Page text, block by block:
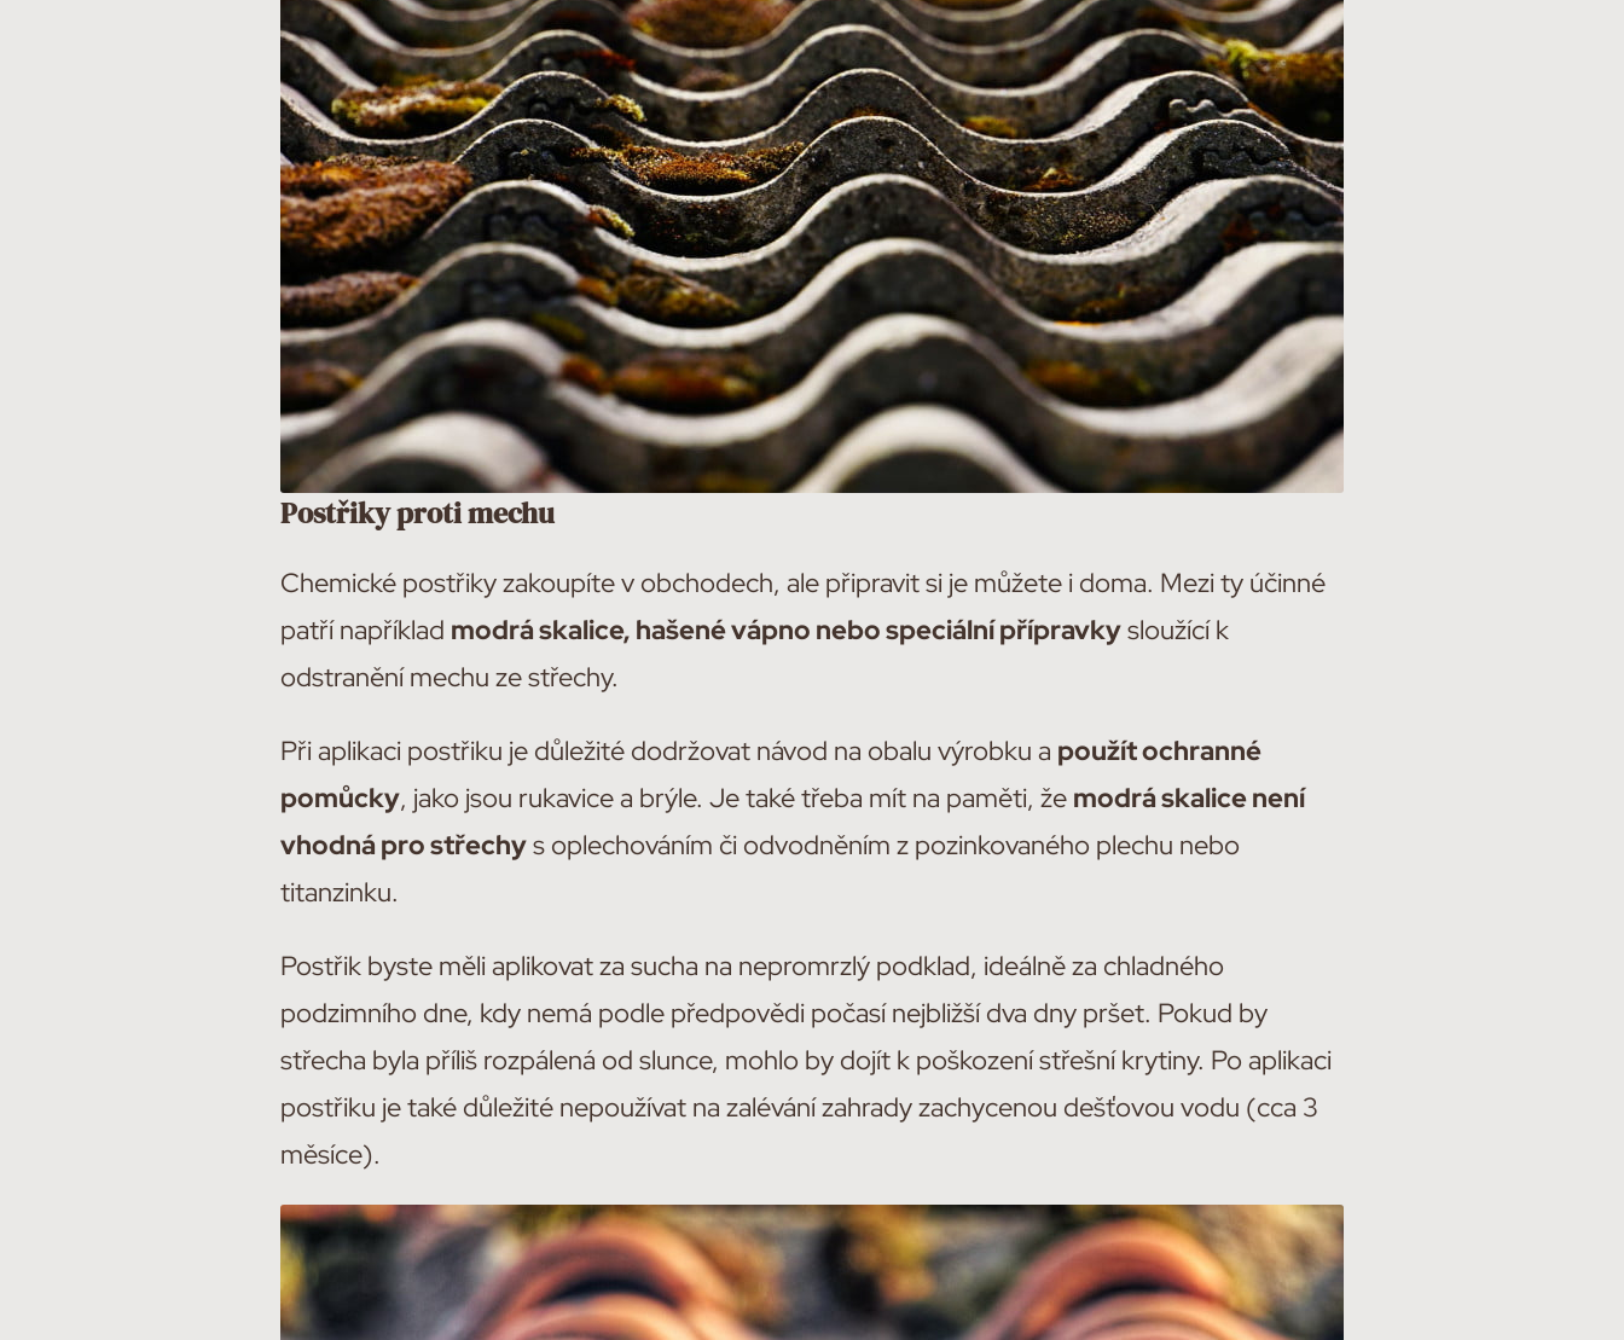
Postřiky proti mechu
Chemické postřiky zakoupíte v obchodech, ale připravit si je můžete i doma. Mezi ty účinné
patří například modrá skalice, hašené vápno nebo speciální přípravkysloužící k
odstranění mechu ze střechy.
Při aplikaci postřiku je důležité dodržovat návod na obalu výrobku a použít ochranné
pomůcky, jako jsou rukavice a brýle. Je také třeba mít na paměti, že modrá skalice není
vhodná pro střechys oplechováním či odvodněním z pozinkovaného plechu nebo
titanzinku.
Postřik byste měli aplikovat za sucha na nepromrzlý podklad, ideálně za chladného
podzimního dne, kdy nemá podle předpovědi počasí nejbližší dva dny pršet. Pokud by
střecha byla příliš rozpálená od slunce, mohlo by dojít k poškození střešní krytiny. Po aplikaci
postřiku je také důležité nepoužívat na zalévání zahrady zachycenou dešťovou vodu (cca 3
měsíce).